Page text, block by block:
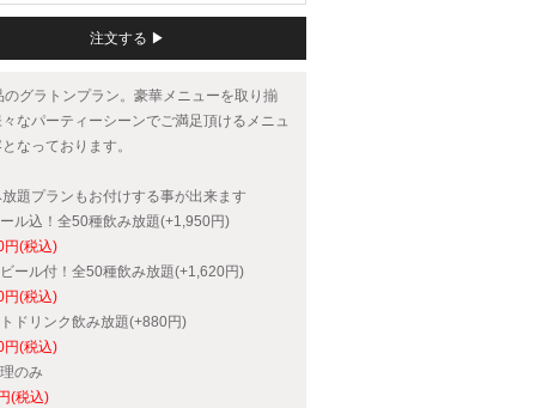
注文する ▶
のグラトンプラン。豪華メニューを取り揃
なパーティーシーンでご満足頂けるメニュ
なっております。
題プランもお付けする事が出来ます
ル込！全50種飲み放題(+1,950円)
円(税込)
ール付！全50種飲み放題(+1,620円)
円(税込)
ドリンク飲み放題(+880円)
円(税込)
のみ
(税込)